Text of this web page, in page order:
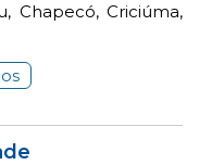
Chapecó, Criciúma,